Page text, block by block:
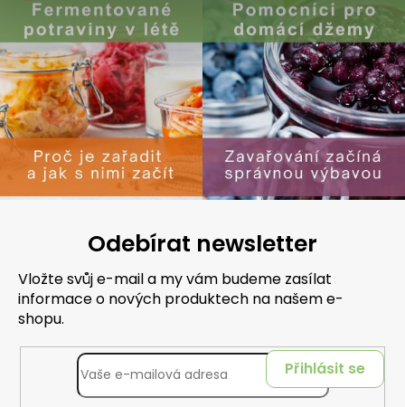
Odebírat newsletter
Vložte svůj e-mail a my vám budeme zasílat
informace o nových produktech na našem e-
shopu.
Přihlásit se